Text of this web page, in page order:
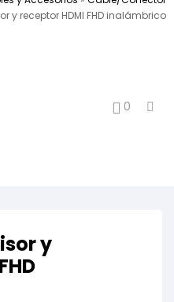
y receptor HDMI FHD inalámbrico
0
y